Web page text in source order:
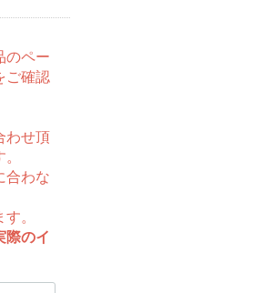
のペー
ご確認
わせ頂
合わな
。
際のイ